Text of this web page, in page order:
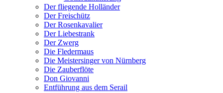
Der fliegende Holländer
Der Freischütz
Der Rosenkavalier
Der Liebestrank
Der Zwerg
Die Fledermaus
Die Meistersinger von Nürnberg
Die Zauberflöte
Don Giovanni
Entführung aus dem Serail